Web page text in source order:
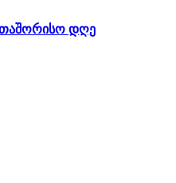
დღე